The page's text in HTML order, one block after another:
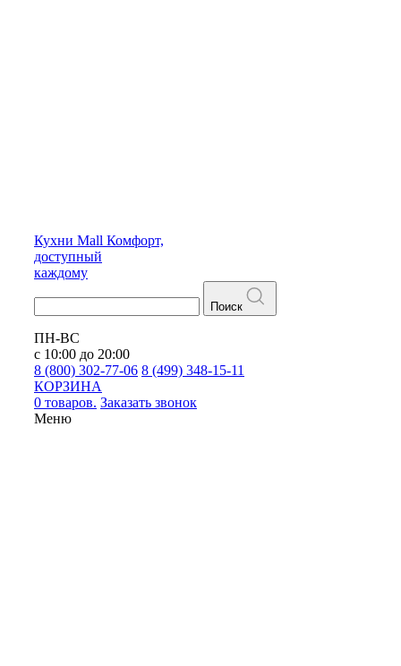
Кухни Mall Комфорт,
доступный
каждому
Поиск
ПН-ВС
с 10:00 до 20:00
8 (800) 302-77-06 8 (499) 348-15-11
КОРЗИНА
0 товаров. Заказать звонок
Меню